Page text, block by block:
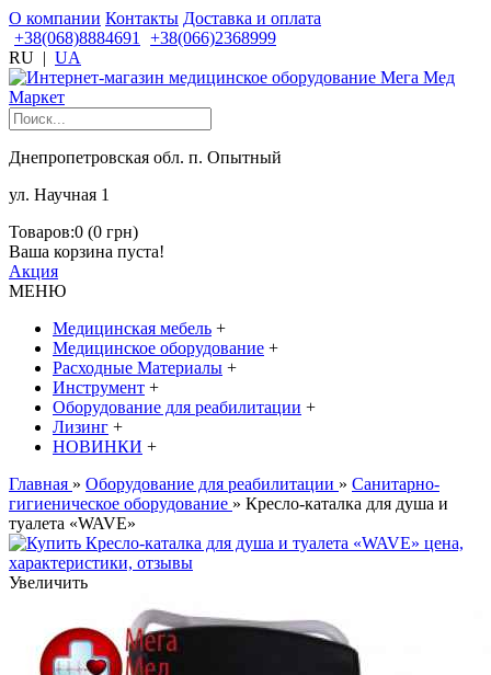
О компании Контакты Доставка и оплата
+38(068)8884691
+38(066)2368999
RU | UA
Днепропетровская обл. п. Опытный
ул. Научная 1
Товаров:0 (0 грн)
Ваша корзина пуста!
Акция
МЕНЮ
Медицинская мебель +
Медицинское оборудование +
Расходные Материалы +
Инструмент +
Оборудование для реабилитации +
Лизинг +
НОВИНКИ +
Главная » Оборудование для реабилитации » Санитарно-
гигиеническое оборудование » Кресло-каталка для душа и
туалета «WAVE»
Увеличить